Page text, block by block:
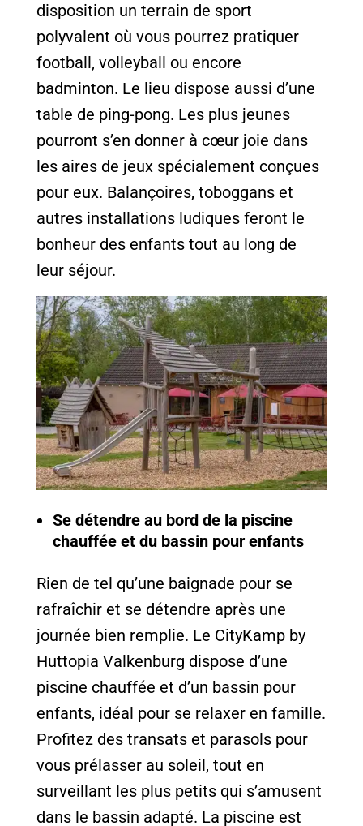
disposition un terrain de sport
polyvalent où vous pourrez pratiquer
football, volleyball ou encore
badminton. Le lieu dispose aussi d’une
table de ping-pong. Les plus jeunes
pourront s’en donner à cœur joie dans
les aires de jeux spécialement conçues
pour eux. Balançoires, toboggans et
autres installations ludiques feront le
bonheur des enfants tout au long de
leur séjour.
Se détendre au bord de la piscine
chauffée et du bassin pour enfants
Rien de tel qu’une baignade pour se
rafraîchir et se détendre après une
journée bien remplie. Le CityKamp by
Huttopia Valkenburg dispose d’une
piscine chauffée et d’un bassin pour
enfants, idéal pour se relaxer en famille.
Profitez des transats et parasols pour
vous prélasser au soleil, tout en
surveillant les plus petits qui s’amusent
dans le bassin adapté. La piscine est